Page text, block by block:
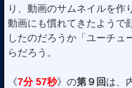
り、動画のサムネイルを作
動画にも慣れてきたようで
したのだろうか「ユーチュ
らだろう。
《7分 57秒》の第９回は、